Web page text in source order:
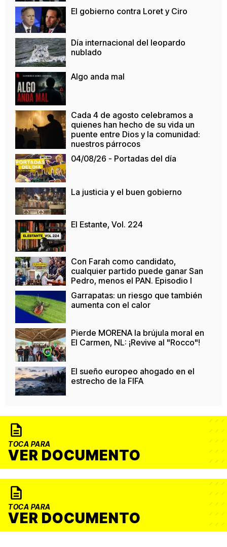
El gobierno contra Loret y Ciro
Día internacional del leopardo
nublado
Algo anda mal
Cada 4 de agosto celebramos a
quienes han hecho de su vida un
puente entre Dios y la comunidad:
nuestros párrocos
04/08/26 - Portadas del día
La justicia y el buen gobierno
El Estante, Vol. 224
Con Farah como candidato,
cualquier partido puede ganar San
Pedro, menos el PAN. Episodio I
Garrapatas: un riesgo que también
aumenta con el calor
Pierde MORENA la brújula moral en
El Carmen, NL: ¡Revive al "Rocco"!
El sueño europeo ahogado en el
estrecho de la FIFA
TOCA PARA
VER DOCUMENTO
TOCA PARA
VER DOCUMENTO